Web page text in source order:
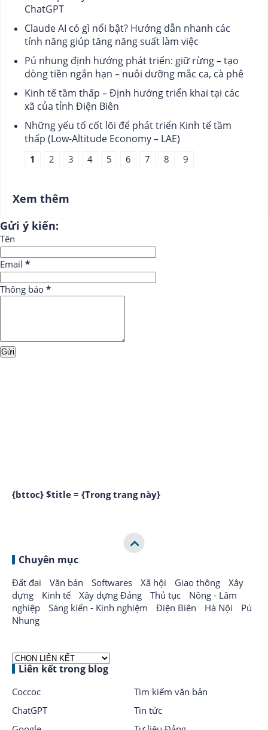
ChatGPT
Claude AI có gì nổi bật? Hướng dẫn nhanh các
tính năng giúp tăng năng suất làm việc
Pú nhung định hướng phát triển: giữ rừng – tạo
dòng tiền ngắn hạn – nuôi dưỡng mắc ca, cà phê
Kinh tế tầm thấp – Định hướng triển khai tại các
xã của tỉnh Điện Biên
Những yếu tố cốt lõi để phát triển Kinh tế tầm
thấp (Low-Altitude Economy – LAE)
1 2 3 4 5 6 7 8 9
Xem thêm
Gửi ý kiến:
Tên
Email *
Thông báo *
{bttoc} $title = {Trong trang này}
Chuyên mục
Đất đai Văn bản Softwares Xã hội Giao thông
Xây
dựng
Kinh tế Xây dựng Đảng Thủ tục
Nông - Lâm
nghiệp
Sáng kiến - Kinh nghiệm Điện Biên Hà Nội
Pú
Nhung
Liên kết trong blog
Coccoc
Tìm kiếm văn bản
ChatGPT
Tin tức